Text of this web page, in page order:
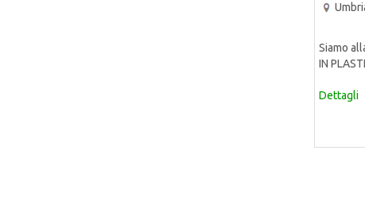
Siamo
IN
Dettagli